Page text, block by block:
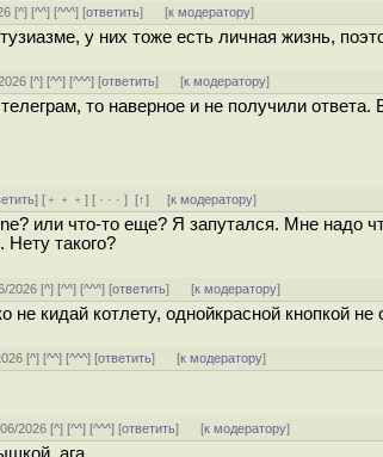
[^] [^^] [^^^] [ответить] [к модератору]
у них тоже есть личная жизнь,
[^] [^^] [^^^] [ответить] [к модератору]
то наверное и не получили
] [ ﹢﹢﹢] [ · · ·][↑] [к модератору]
или что-то еще? Я запутался. Мне надо
Нету такого?
2026 [^] [^^] [^^^] [ответить] [к модератору]
не кидай котлету, однойкрасной кнопкой
[^] [^^] [^^^] [ответить] [к модератору]
2026 [^] [^^] [^^^] [ответить] [к модератору]